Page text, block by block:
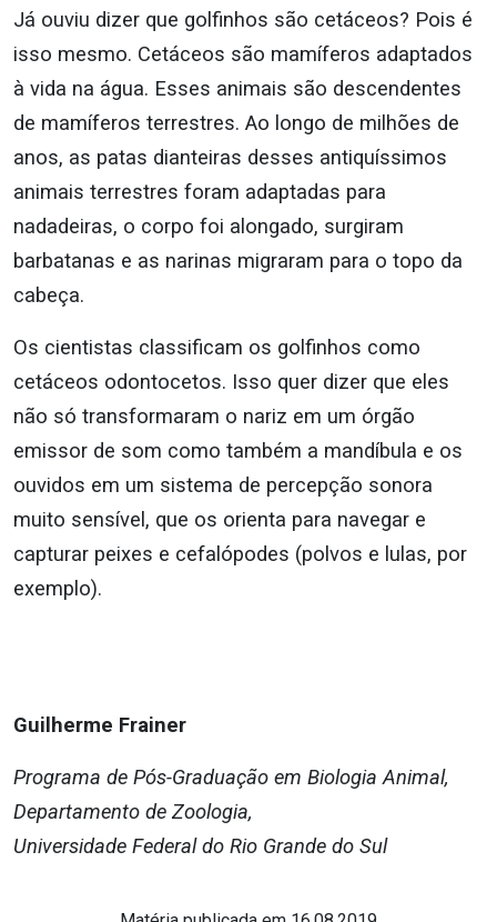
Já ouviu dizer que golfinhos são cetáceos? Pois é
isso mesmo. Cetáceos são mamíferos adaptados
à vida na água. Esses animais são descendentes
de mamíferos terrestres. Ao longo de milhões de
anos, as patas dianteiras desses antiquíssimos
animais terrestres foram adaptadas para
nadadeiras, o corpo foi alongado, surgiram
barbatanas e as narinas migraram para o topo da
cabeça.
Os cientistas classificam os golfinhos como
cetáceos odontocetos. Isso quer dizer que eles
não só transformaram o nariz em um órgão
emissor de som como também a mandíbula e os
ouvidos em um sistema de percepção sonora
muito sensível, que os orienta para navegar e
capturar peixes e cefalópodes (polvos e lulas, por
exemplo).
Guilherme Frainer
Programa de Pós-Graduação em Biologia Animal,
Departamento de Zoologia,
Universidade Federal do Rio Grande do Sul